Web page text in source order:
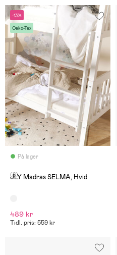
-13%
Oeko-Tex
På lager
(8)
JLY Madras SELMA, Hvid
489 kr
Tidl. pris: 559 kr